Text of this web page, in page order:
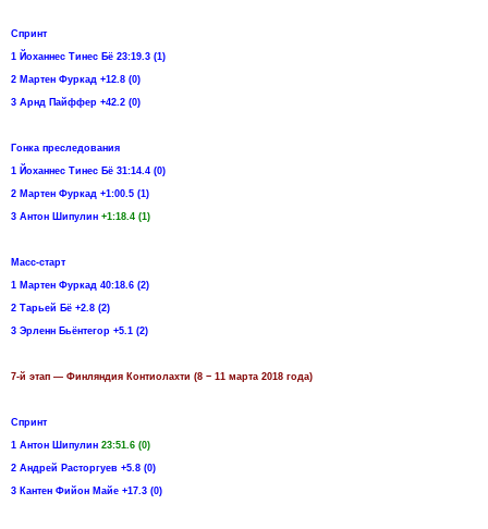
Спринт
1 Йоханнес Тинес Бё 23:19.3 (1)
2 Мартен Фуркад +12.8 (0)
3 Арнд Пайффер +42.2 (0)
Гонка преследования
1 Йоханнес Тинес Бё 31:14.4 (0)
2 Мартен Фуркад +1:00.5 (1)
3 Антон Шипулин +1:18.4 (1)
Масс-старт
1 Мартен Фуркад 40:18.6 (2)
2 Тарьей Бё +2.8 (2)
3 Эрленн Бьёнтегор +5.1 (2)
7-й этап — Финляндия Контиолахти (8 − 11 марта 2018 года)
Спринт
1 Антон Шипулин 23:51.6 (0)
2 Андрей Расторгуев +5.8 (0)
3 Кантен Фийон Майе +17.3 (0)